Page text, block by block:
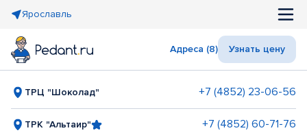
Ярославль
Адреса (8) Узнать цену
ТРЦ "Шоколад" +7 (4852) 23-06-56
ТРК "Альтаир" +7 (4852) 60-71-76